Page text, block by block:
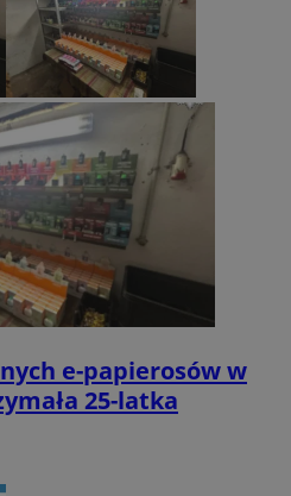
e-papierosów w
25-latka